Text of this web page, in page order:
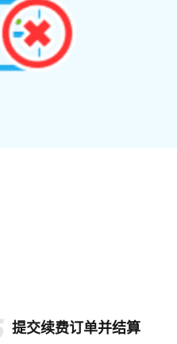
提交续费订单并结算